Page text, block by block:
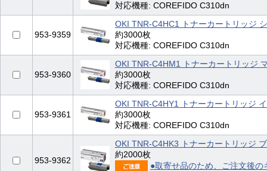
対応機種: COREFIDO C310dn
953-9359
OKI TNR-C4HC1 トナーカートリッジ
約3000枚
対応機種: COREFIDO C310dn
953-9360
OKI TNR-C4HM1 トナーカートリッジ
約3000枚
対応機種: COREFIDO C310dn
953-9361
OKI TNR-C4HY1 トナーカートリッジ
約3000枚
対応機種: COREFIDO C310dn
953-9362
OKI TNR-C4HK3 トナーカートリッジ
約2000枚
●取寄せ品のため、ご注文後